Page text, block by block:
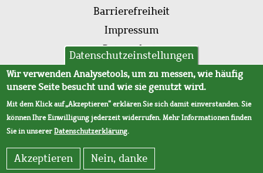
Barrierefreiheit
Impressum
Datenschutz
AVB
Datenschutzeinstellungen
Wir verwenden Analysetools, um zu messen, wie häufig
unsere Seite besucht und wie sie genutzt wird.
Mit dem Klick auf „Akzeptieren“ erklären Sie sich damit einverstanden. Sie
können Ihre Einwilligung jederzeit widerrufen. Mehr Informationen finden
Sie in unsererDatenschutzerklärung.
Akzeptieren Nein, danke